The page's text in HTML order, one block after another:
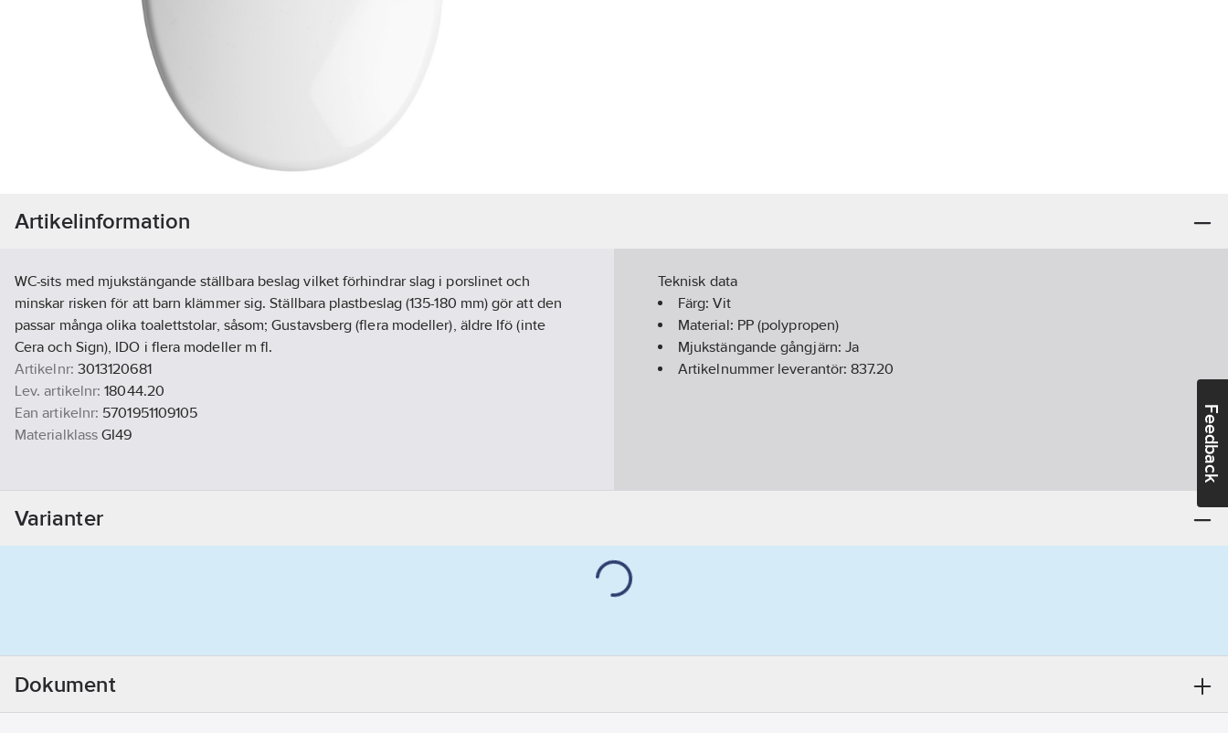
Feedback
Artikelinformation
WC-sits med mjukstängande ställbara beslag vilket förhindrar slag i porslinet och
minskar risken för att barn klämmer sig. Ställbara plastbeslag (135-180 mm) gör att den
passar många olika toalettstolar, såsom; Gustavsberg (flera modeller), äldre Ifö (inte
Cera och Sign), IDO i flera modeller m fl.
Artikelnr: 3013120681
Lev. artikelnr: 18044.20
Ean artikelnr: 5701951109105
Materialklass GI49
Teknisk data
Färg:Vit
Material: PP (polypropen)
Mjukstängande gångjärn: Ja
Artikelnummer leverantör:837.20
Varianter
Dokument